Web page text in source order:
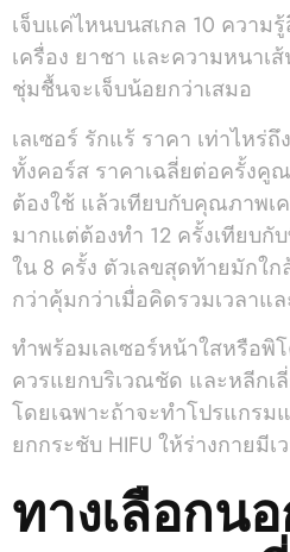
เจ็บแค่ไหนบนสเกล 10 ความ
เครื่อง ยาชา และความหนาเ
ชุ่มชื้นจะเจ็บน้อยกว่าเสมอ
เลเซอร์ รักแร้ ราคา เท่าไหร่
ทั้งคอร์ส ราคาเฉลี่ยต่อครั้งคู
ต้องใช้ แล้วเทียบกับคุณภาพเ
มากแต่ต้องทำ 12 ครั้งเทียบกั
ใน 8 ครั้ง ตัวเลขสุดท้ายมักใ
กว่าคุ้มกว่าเมื่อคิดรวมเวลาแ
ทำพร้อมเลเซอร์หน้าใสหรือพิ
ควรแยกบริเวณชัด และหลีกเ
โดยเฉพาะถ้าจะทำโปรแกรม
ยกกระชับ HIFU ให้ร่างกายมีเ
ทางเลือกน